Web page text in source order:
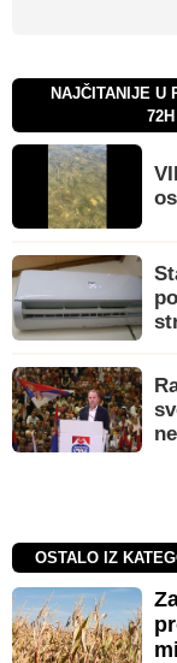
NAJČITANIJE U
72H
OSTALO IZ